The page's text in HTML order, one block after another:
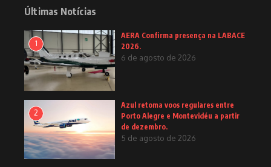
Últimas Notícias
1
AERA Confirma presença na LABACE
2026.
6 de agosto de 2026
2
Azul retoma voos regulares entre
Porto Alegre e Montevidéu a partir
de dezembro.
5 de agosto de 2026